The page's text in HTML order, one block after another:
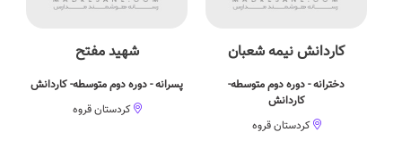
کاردانش نیمه شعبان
دخترانه - دوره دوم متوسطه-
کاردانش
کردستان قروه
شهيد مفتح
پسرانه - دوره دوم متوسطه- کاردانش
کردستان قروه